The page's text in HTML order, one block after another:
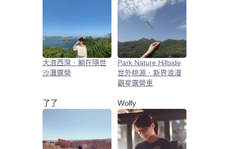
大浪西灣．躺在隱世
沙灘露營
Park Nature Hillside
世外桃源．新界浪漫
觀星露營車
了了 Wolfy